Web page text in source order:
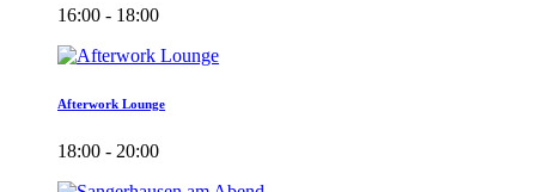
16:00 - 18:00
Afterwork Lounge
18:00 - 20:00